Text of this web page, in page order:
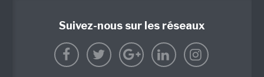
Suivez-nous sur les réseaux